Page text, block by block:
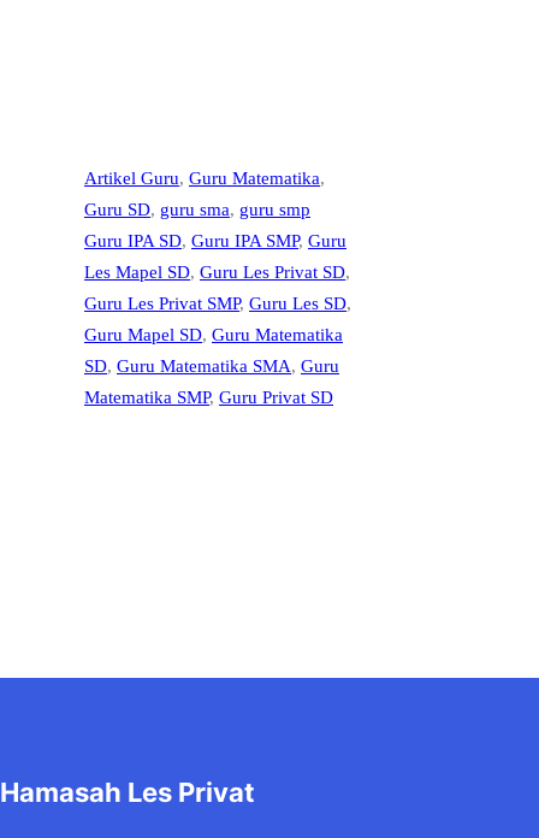
Artikel Guru, Guru Matematika
Guru SD, guru sma, guru smp
Guru IPA SD, Guru IPA SMP, Guru
Les Mapel SD, Guru Les Privat SD
Guru Les Privat SMP, Guru Les SD
Guru Mapel SD, Guru Matematika
SD, Guru Matematika SMA, Guru
Matematika SMP, Guru Privat SD
Hamasah Les Privat